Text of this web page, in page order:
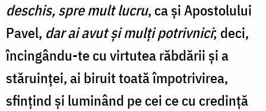
deschis, spre mult lucru, ca și Apostolului
Pavel, dar ai avut și mulți potrivnici; deci,
încingându-te cu virtutea răbdării și a
stăruinței, ai biruit toată împotrivirea,
sfințind și luminând pe cei ce cu credință